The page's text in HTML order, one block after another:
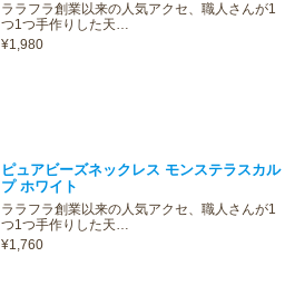
ララフラ創業以来の人気アクセ、職人さんが1
つ1つ手作りした天…
¥1,980
ピュアビーズネックレス モンステラスカル
プ ホワイト
ララフラ創業以来の人気アクセ、職人さんが1
つ1つ手作りした天…
¥1,760